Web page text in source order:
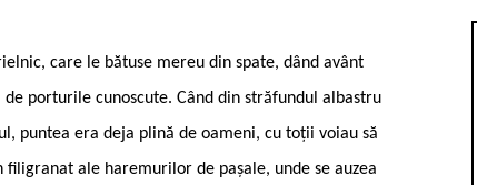
care le bătuse mereu din spate, dând avânt
porturile cunoscute. Când din străfundul albastru
puntea era deja plină de oameni, cu toții voiau să
ale haremurilor de pașale, unde se auzea